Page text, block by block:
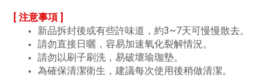
[ 注意事項 ]
新品拆封後或有些許味道，約3~7天可慢慢散去。
請勿直接日曬，容易加速氧化裂解情況。
請勿以刷子刷洗，易破壞瑜珈墊。
為確保清潔衛生，建議每次使用後稍做清潔。